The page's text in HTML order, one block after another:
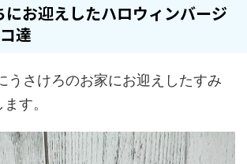
お迎えしたハロウィンバージ
達
さけろのお家にお迎えしたすみ
す。